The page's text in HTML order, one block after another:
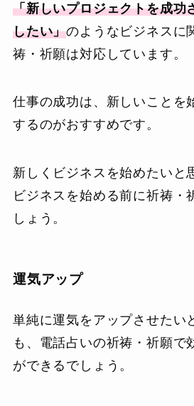
「新しいプロジェクトを成功
したい」のようなビジネスに
祷・祈願は対応しています。
仕事の成功は、新しいことを
するのがおすすめです。
新しくビジネスを始めたいと
ビジネスを始める前に祈祷・
しょう。
運気アップ
単純に運気をアップさせたい
も、電話占いの祈祷・祈願で
ができるでしょう。